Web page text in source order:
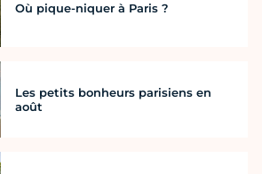
Où pique-niquer à Paris ?
Les petits bonheurs parisiens en
août